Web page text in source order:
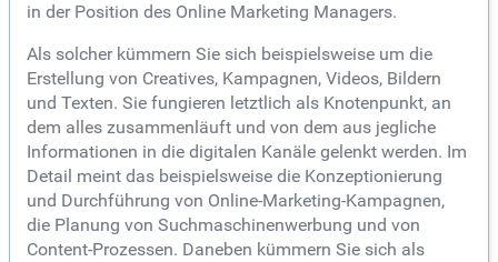
in der Position des Online Marketing Managers.
Als solcher kümmern Sie sich beispielsweise um die
Erstellung von Creatives, Kampagnen, Videos, Bildern
und Texten. Sie fungieren letztlich als Knotenpunkt, an
dem alles zusammenläuft und von dem aus jegliche
Informationen in die digitalen Kanäle gelenkt werden. Im
Detail meint das beispielsweise die Konzeptionierung
und Durchführung von Online-Marketing-Kampagnen,
die Planung von Suchmaschinenwerbung und von
Content-Prozessen. Daneben kümmern Sie sich als